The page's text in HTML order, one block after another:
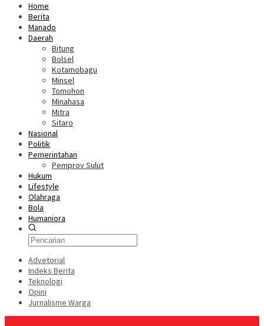
Home
Berita
Manado
Daerah
Bitung
Bolsel
Kotamobagu
Minsel
Tomohon
Minahasa
Mitra
Sitaro
Nasional
Politik
Pemerintahan
Pemprov Sulut
Hukum
Lifestyle
Olahraga
Bola
Humaniora
Advetorial
Indeks Berita
Teknologi
Opini
Jurnalisme Warga